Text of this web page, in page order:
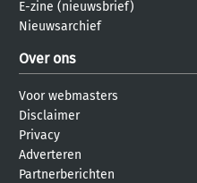
E-zine (nieuwsbrief)
Nieuwsarchief
Over ons
Voor webmasters
Disclaimer
Privacy
Adverteren
Partnerberichten